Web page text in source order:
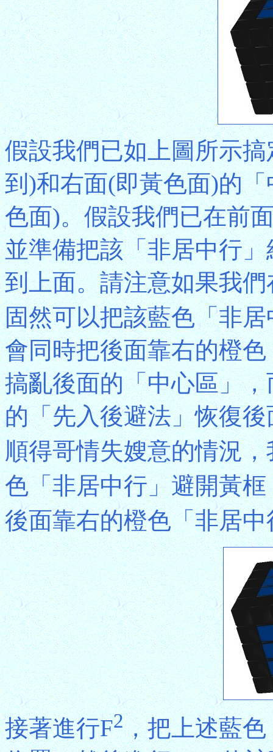
假設我們已如上圖所示
到)和右面(即黃色面)的
色面)。假設我們已在前
並準備把該「非居中行
到上面。請注意如果我
固然可以把該藍色「非
會同時把後面靠右的橙
搞亂後面的「中心區」
的「先入後避法」恢復
順得哥情失嫂意的情況
色「非居中行」避開黃
後面靠右的橙色「非居
接著進行F2，把上述藍